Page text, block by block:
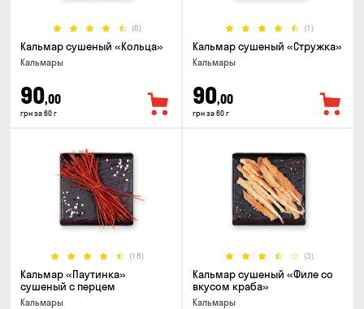
(6)
Кальмар сушеный «Кольца»
Кальмары
90,00
грн за 60 г
(1)
Кальмар сушеный «Стружка»
Кальмары
90,00
грн за 60 г
(18)
Кальмар «Паутинка»
сушеный с перцем
Кальмары
(3)
Кальмар сушеный «Филе со
вкусом краба»
Кальмары